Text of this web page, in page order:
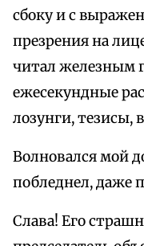
сбоку и с
презрения на
читал железным
ежесекундные
лозунги, тезисы,
Волновался мой
побледнел, даже
Слава! Его